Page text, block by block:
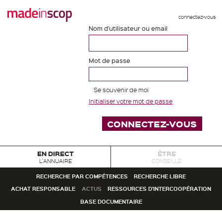
connectez-vous
Nom d'utilisateur ou email
Mot de passe
Se souvenir de moi
Initialiser votre mot de passe
EN DIRECT
L'ANNUAIRE
ÊTRE
CONSEILLÉ
RECHERCHE PAR COMPÉTENCES
RECHERCHE LIBRE
ACHAT RESPONSABLE
ACTUS
RESSOURCES D'INTERCOOPÉRATION
BASE DOCUMENTAIRE